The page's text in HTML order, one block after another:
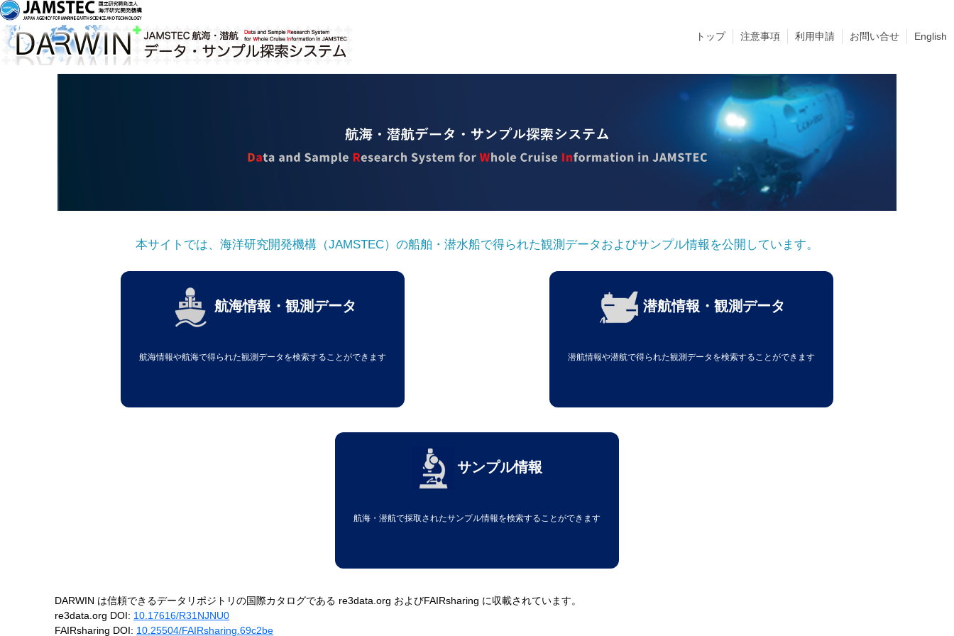
トップ 注意事項 利用申請 お問い合せ English
本サイトでは、海洋研究開発機構（JAMSTEC）の船舶・潜水船で得られた観測データおよびサンプル情報を公開しています。
航海情報・観測データ
航海情報や航海で得られた観測データを検索することができます
潜航情報・観測データ
潜航情報や潜航で得られた観測データを検索することができます
サンプル情報
航海・潜航で採取されたサンプル情報を検索することができます
DARWIN は信頼できるデータリポジトリの国際カタログである re3data.org およびFAIRsharing に収載されています。
re3data.org DOI: 10.17616/R31NJNU0
FAIRsharing DOI: 10.25504/FAIRsharing.69c2be